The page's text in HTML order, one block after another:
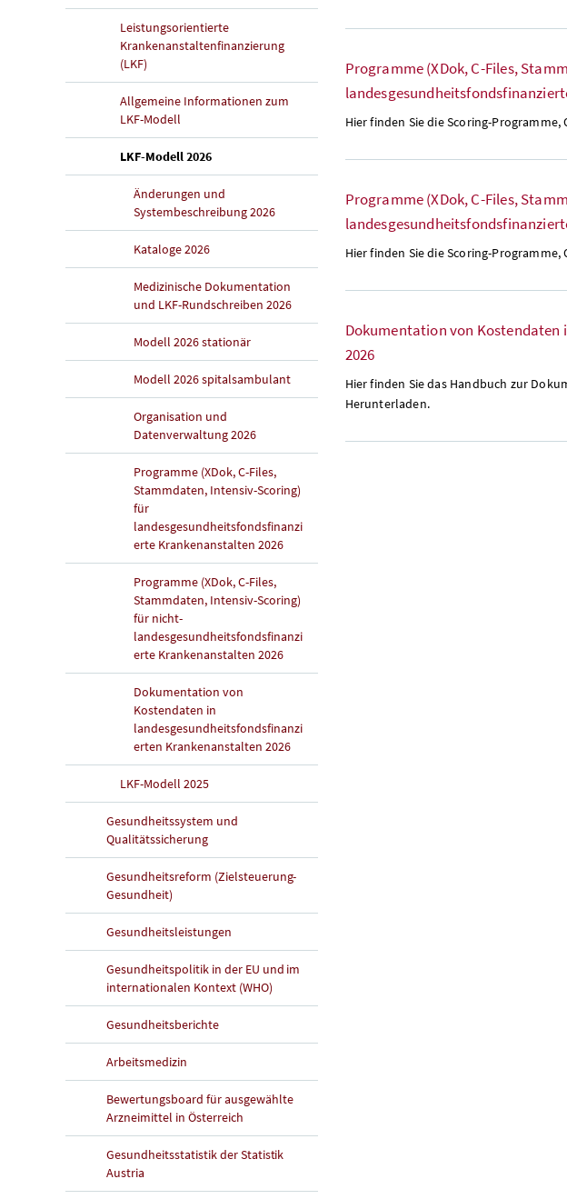
Leistungsorientierte
Krankenanstaltenfinanzierung
(LKF)
Allgemeine Informationen zum
LKF-Modell
LKF-Modell 2026(aktuelle Seite)
Änderungen und
Systembeschreibung 2026
Kataloge 2026
Medizinische Dokumentation
und LKF-Rundschreiben 2026
Modell 2026 stationär
Modell 2026 spitalsambulant
Organisation und
Datenverwaltung 2026
Programme (XDok, C-Files,
Stammdaten, Intensiv-Scoring)
für
landesgesundheitsfondsfinanzi
erte Krankenanstalten 2026
Programme (XDok, C-Files,
Stammdaten, Intensiv-Scoring)
für nicht-
landesgesundheitsfondsfinanzi
erte Krankenanstalten 2026
Dokumentation von
Kostendaten in
landesgesundheitsfondsfinanzi
erten Krankenanstalten 2026
LKF-Modell 2025
Gesundheitssystem und
Qualitätssicherung
Gesundheitsreform (Zielsteuerung-
Gesundheit)
Gesundheitsleistungen
Gesundheitspolitik in der EU und im
internationalen Kontext (WHO)
Gesundheitsberichte
Arbeitsmedizin
Bewertungsboard für ausgewählte
Arzneimittel in Österreich
Gesundheitsstatistik der Statistik
Austria
Programme (XDok, C-Files,
Hier finden Sie dieScoring-Programme,
Programme (XDok, C-Files,
Hier finden Sie dieScoring-Programme,
Dokumentation von
2026
Hier finden Sie das Handbuch zur
Herunterladen.